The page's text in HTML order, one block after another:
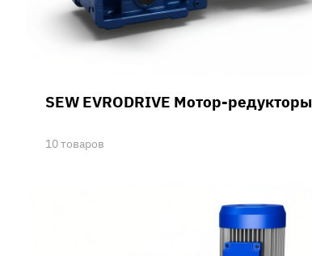
SEW EVRODRIVE Мотор-редукторы
10 товаров